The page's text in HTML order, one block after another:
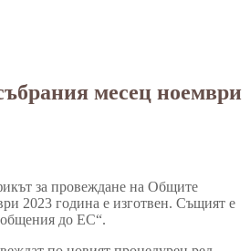
месец ноември
за провеждане на Общите
2023 година е изготвен. Същият е
до ЕС“.